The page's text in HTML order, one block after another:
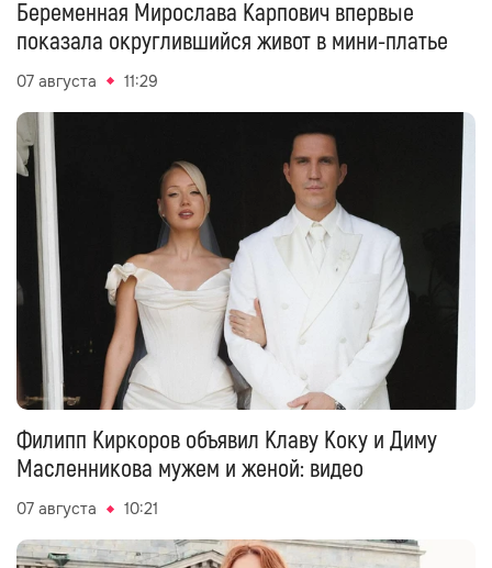
Беременная Мирослава Карпович впервые
показала округлившийся живот в мини-платье
07 августа 11:29
Филипп Киркоров объявил Клаву Коку и Диму
Масленникова мужем и женой: видео
07 августа 10:21